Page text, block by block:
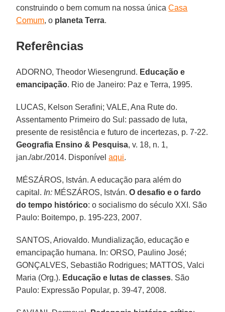
construindo o bem comum na nossa únicaCasa
Comum, o planeta Terra.
Referências
ADORNO, Theodor Wiesengrund. Educação e
emancipação. Rio de Janeiro: Paz e Terra, 1995.
LUCAS, Kelson Serafini; VALE, Ana Rute do.
Assentamento Primeiro do Sul: passado de luta,
presente de resistência e futuro de incertezas, p. 7-22.
Geografia Ensino & Pesquisa, v. 18, n. 1,
jan./abr./2014. Disponívelaqui.
MÉSZÁROS, István. A educação para além do
capital. In: MÉSZÁROS, István.O desafio e o fardo
do tempo histórico: o socialismo do século XXI. São
Paulo: Boitempo, p. 195-223, 2007.
SANTOS, Ariovaldo. Mundialização, educação e
emancipação humana. In: ORSO, Paulino José;
GONÇALVES, Sebastião Rodrigues; MATTOS, Valci
Maria (Org.). Educação e lutas de classes. São
Paulo: Expressão Popular, p. 39-47, 2008.